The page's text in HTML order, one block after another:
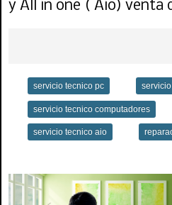
y All in one ( Aio) venta
servicio tecnico pc
servicio tecnico computadores
servicio tecnico aio